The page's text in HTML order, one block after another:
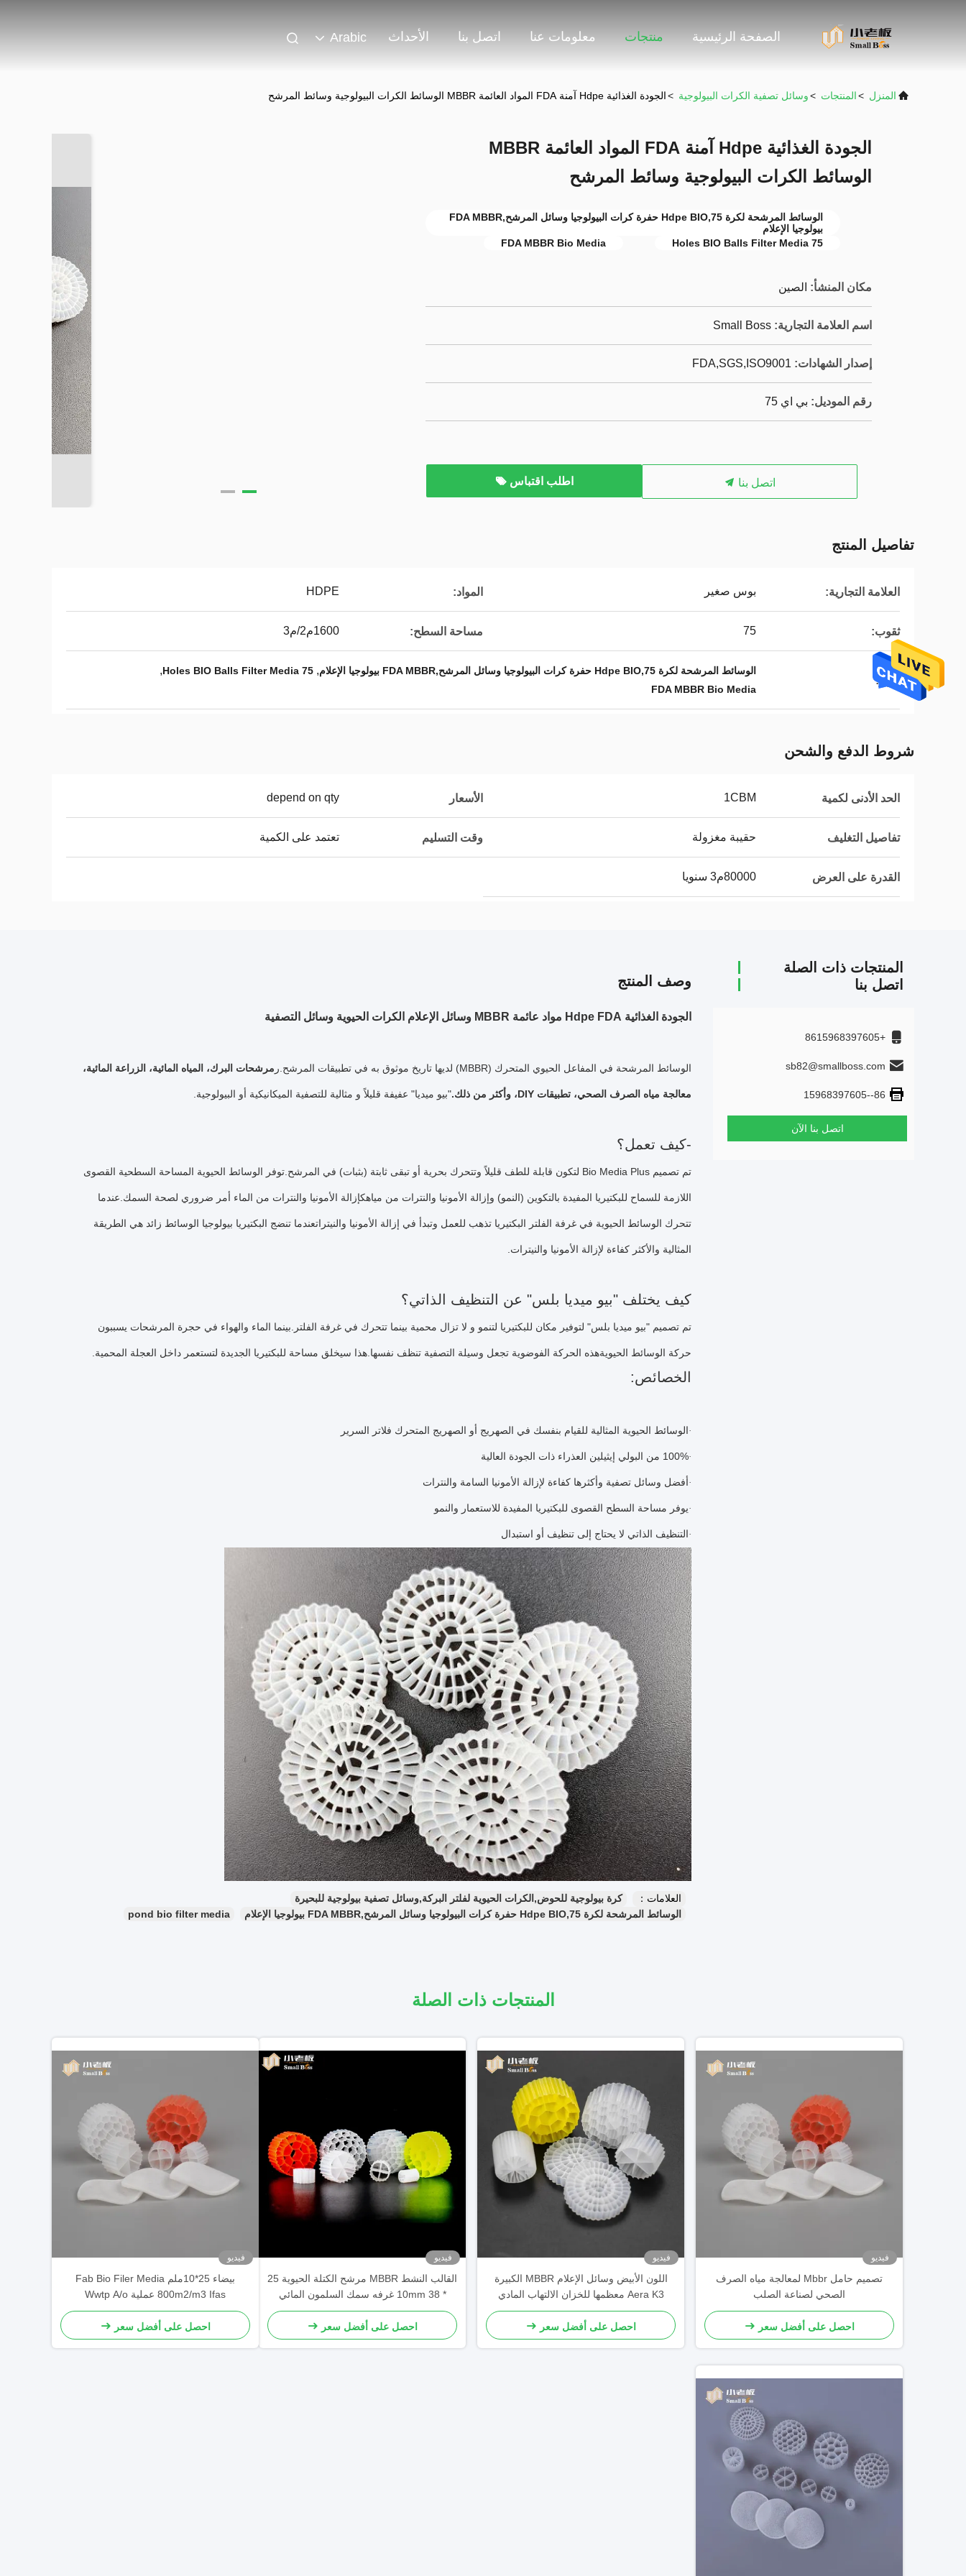
الصفحة الرئيسية منتجات معلومات عنا اتصل بنا الأحداث Arabic
المنزل >المنتجات >وسائل تصفية الكرات البيولوجية >الجودة الغذائية Hdpe آمنة FDA المواد العائمة MBBR الوسائط الكرات البيولوجية وسائط المرشح
الجودة الغذائية Hdpe آمنة FDA المواد العائمة MBBR
الوسائط الكرات البيولوجية وسائط المرشح
الوسائط المرشحة لكرة Hdpe BIO,75 حفرة كرات البيولوجيا وسائل المرشح,FDA MBBR
بيولوجيا الإعلام
75 Holes BIO Balls Filter Media
FDA MBBR Bio Media
مكان المنشأ: الصين
اسم العلامة التجارية: Small Boss
إصدار الشهادات: FDA,SGS,ISO9001
رقم الموديل: بي اي 75
اتصل بنا اطلب اقتباس
تفاصيل المنتج
العلامة التجارية: بوس صغير المواد: HDPE
ثقوب: 75 مساحة السطح: 1600م2/م3
إبراز:
الوسائط المرشحة لكرة Hdpe BIO,75 حفرة كرات البيولوجيا وسائل المرشح,FDA MBBR بيولوجيا الإعلام ,
75 Holes BIO Balls Filter Media
,
FDA MBBR Bio Media
شروط الدفع والشحن
الحد الأدنى لكمية 1CBM الأسعار depend on qty
تفاصيل التغليف حقيبة مغزولة وقت التسليم تعتمد على الكمية
القدرة على العرض 80000م3 سنويا
المنتجات ذات الصلة
اتصل بنا
+8615968397605
sb82@smallboss.com
86--15968397605
اتصل بنا الآن
وصف المنتج
الجودة الغذائية Hdpe FDA مواد عائمة MBBR وسائل الإعلام الكرات الحيوية وسائل التصفية
الوسائط المرشحة في المفاعل الحيوي المتحرك (MBBR) لديها تاريخ موثوق به في تطبيقات المرشح. ر مرشحات البرك، المياه المائية، الزراعة المائية،
معالجة مياه الصرف الصحي، تطبيقات DIY، وأكثر من ذلك. "بيو ميديا" عفيفة قليلاً و مثالية للتصفية الميكانيكية أو البيولوجية.
-كيف تعمل؟
تم تصميم Bio Media Plus لتكون قابلة للطف قليلاً وتتحرك بحرية أو تبقى ثابتة (بثبات) في المرشح.توفر الوسائط الحيوية المساحة السطحية القصوى
اللازمة للسماح للبكتيريا المفيدة بالتكوين (النمو) وإزالة الأمونيا والنترات من مياهكإزالة الأمونيا والنترات من الماء أمر ضروري لصحة السمك.عندما
تتحرك الوسائط الحيوية في غرفة الفلتر البكتيريا تذهب للعمل وتبدأ في إزالة الأمونيا والنيتراتعندما تنضج البكتيريا بيولوجيا الوسائط زائد هي الطريقة
المثالية والأكثر كفاءة لإزالة الأمونيا والنيترات.
كيف يختلف "بيو ميديا بلس" عن التنظيف الذاتي؟
تم تصميم "بيو ميديا بلس" لتوفير مكان للبكتيريا لتنمو و لا تزال محمية بينما تتحرك في غرفة الفلتر.بينما الماء والهواء في حجرة المرشحات يسببون
حركة الوسائط الحيويةهذه الحركة الفوضوية تجعل وسيلة التصفية تنظف نفسها.هذا سيخلق مساحة للبكتيريا الجديدة لتستعمر داخل العجلة المحمية.
الخصائص:
·الوسائط الحيوية المثالية للقيام بنفسك في الصهريج أو الصهريج المتحرك فلاتر السرير
·100% من البولي إيثيلين العذراء ذات الجودة العالية
·أفضل وسائل تصفية وأكثرها كفاءة لإزالة الأمونيا السامة والنترات
·يوفر مساحة السطح القصوى للبكتيريا المفيدة للاستعمار والنمو
·التنظيف الذاتي لا يحتاج إلى تنظيف أو استبدال
العلامات：
كرة بيولوجية للحوض,الكرات الحيوية لفلتر البركة,وسائل تصفية بيولوجية للبحيرة
الوسائط المرشحة لكرة Hdpe BIO,75 حفرة كرات البيولوجيا وسائل المرشح,FDA MBBR بيولوجيا الإعلام
pond bio filter media
المنتجات ذات الصلة
فيديو
تصميم حامل Mbbr لمعالجة مياه الصرف
الصحي لصناعة الصلب
احصل على أفضل سعر
فيديو
اللون الأبيض وسائل الإعلام MBBR الكبيرة
Aera K3 معظمها للخزان الالتهاب المادي
IDEAL حامل mbbr COD إزالة BOD
احصل على أفضل سعر
فيديو
القالب النشط MBBR مرشح الكتلة الحيوية 25
* 10mm 38 غرفه سمك السلمون المائي
احصل على أفضل سعر
فيديو
بيضاء 25*10ملم Fab Bio Filer Media
800m2/m3 Ifas عملية Wwtp A/o
احصل على أفضل سعر